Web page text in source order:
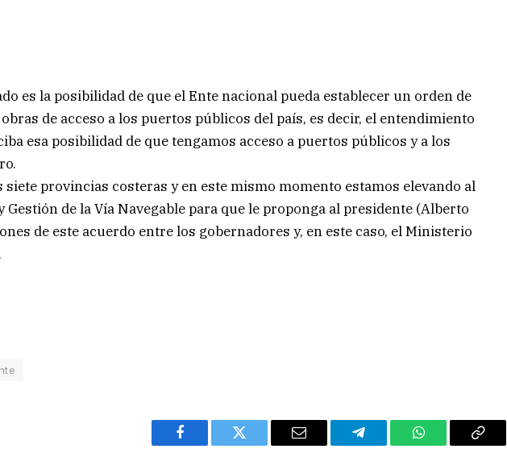
es la posibilidad de que el Ente nacional pueda establecer un orden de
de acceso a los puertos públicos del país, es decir, el entendimiento
esa posibilidad de que tengamos acceso a puertos públicos y a los
siete provincias costeras y en este mismo momento estamos elevando al
de la Vía Navegable para que le proponga al presidente (Alberto
de este acuerdo entre los gobernadores y, en este caso, el Ministerio
Facebook Twitter Email Telegram WhatsAppCopy